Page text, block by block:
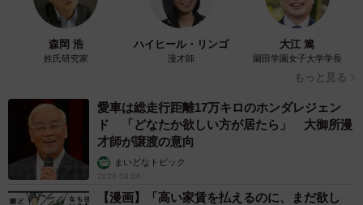
森岡 浩
姓氏研究家
ハイヒール・リンゴ
漫才師
大江 篤
園田学園女子大学学長
もっと見る
愛車は総走行距離17万キロのホンダレジェン
ド 「どなたか欲しい方が居たら」 大御所漫
才師が譲渡の意向
まいどなトピック
2026.08.06
【漫画】「高い家賃を払えるのに、まだ欲し